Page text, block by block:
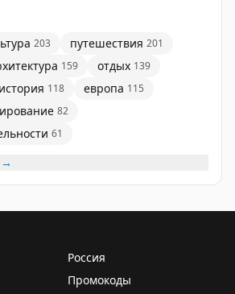
203 путешествия 201
159 отдых 139
история 118 европа 115
82
61
→
Россия
Промокоды